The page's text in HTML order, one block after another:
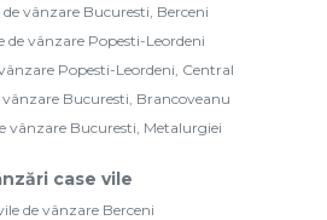
vânzare Bucuresti, Berceni
vânzare Popesti-Leordeni
Popesti-Leordeni, Central
Bucuresti, Brancoveanu
vânzare Bucuresti, Metalurgiei
case vile
de vânzare Berceni